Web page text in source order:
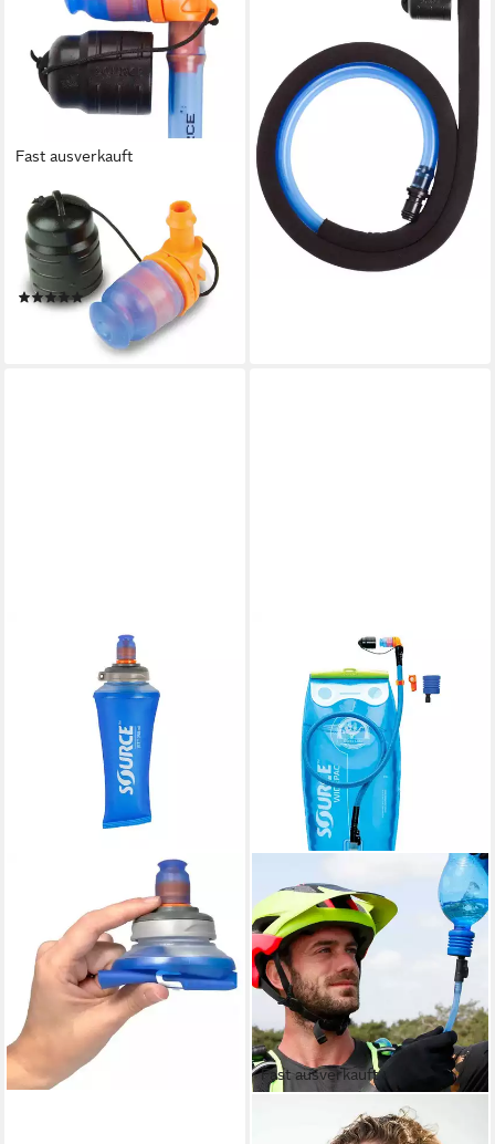
Fast ausverkauft
SOURCE
Trinksystem Helix Trinkventil
2502200200 Ersatz
Mundstück Beißventil
(1)
lieferbar - in 2-3 Werktagen bei dir
lieferbar - in 2-3 Werktagen bei dir
Trinkflasche Faltflasche
Quetschflasche Jet 0,25 Liter
2070700125
26,99 €
lieferbar - in 2-3 Werktagen bei dir
Fast ausverkauft